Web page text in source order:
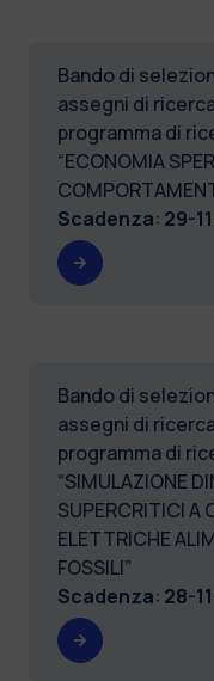
Bando di
assegni di
programma di
“ECONOMIA
Scadenza: 29-
Bando di
assegni di
programma di
“SIMULAZIONE
SUPERCRITICI A
ELETTRICHE
FOSSILI”
Scadenza: 28-